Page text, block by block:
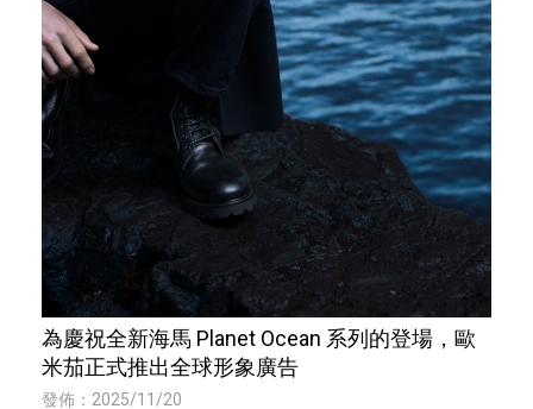
為慶祝全新海馬 Planet Ocean 系列的登場，歐
米茄正式推出全球形象廣告
發佈：2025/11/20